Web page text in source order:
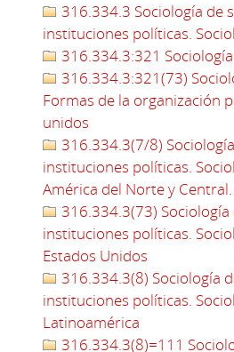
316.334.3 Sociología de
instituciones políticas.
316.334.3:321
316.334.3:321(73)
Formas de la organización
unidos
316.334.3(7/8)
instituciones políticas.
América del Norte y
316.334.3(73)
instituciones políticas.
Estados Unidos
316.334.3(8) Sociología
instituciones políticas.
Latinoamérica
316.334.3(8)=111